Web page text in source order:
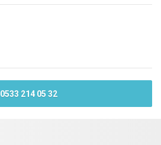
0533 214 05 32